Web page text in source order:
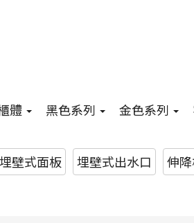
體 黑色系列 金色系列
埋壁式面板 埋壁式出水口 伸